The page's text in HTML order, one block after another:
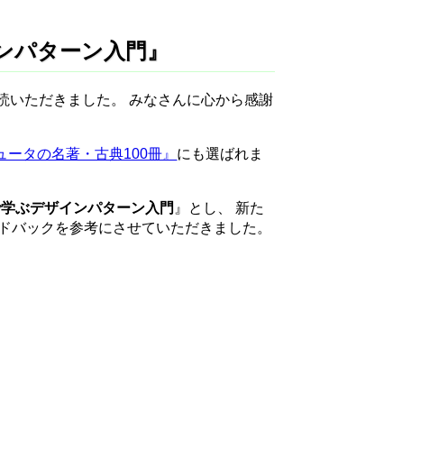
ターン入門』
いただきました。 みなさんに心から感謝
ータの名著・古典100冊』 にも選ばれま
ぶデザインパターン入門 』とし、 新た
ックを参考にさせていただきました。